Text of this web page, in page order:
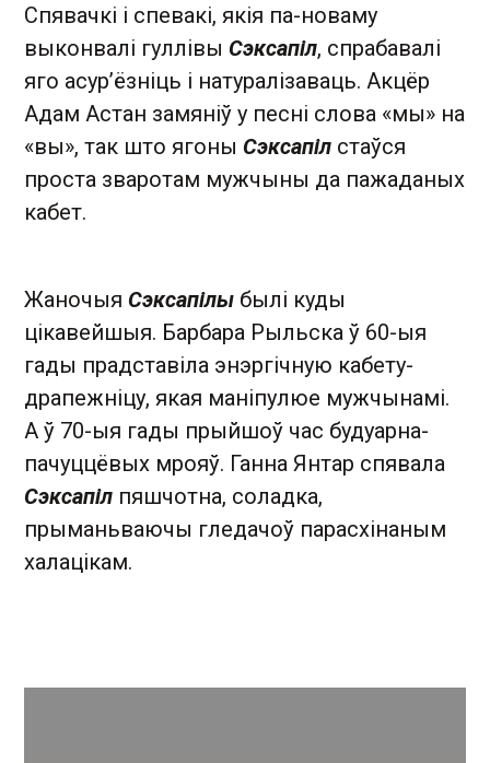
Спявачкі і спевакі, якія па-новаму
выконвалі гуллівы Сэксапіл, спрабавалі
яго асур’ёзніць і натуралізаваць. Акцёр
Адам Астан замяніў у песні слова «мы» на
«вы», так што ягоны Сэксапіл стаўся
проста зваротам мужчыны да пажаданых
кабет.
Жаночыя Сэксапілы былі куды
цікавейшыя. Барбара Рыльска ў 60-ыя
гады прадставіла энэргічную кабету-
драпежніцу, якая маніпулюе мужчынамі.
А ў 70-ыя гады прыйшоў час будуарна-
пачуццёвых мрояў. Ганна Янтар спявала
Сэксапіл пяшчотна, соладка,
прыманьваючы гледачоў парасхінаным
халацікам.